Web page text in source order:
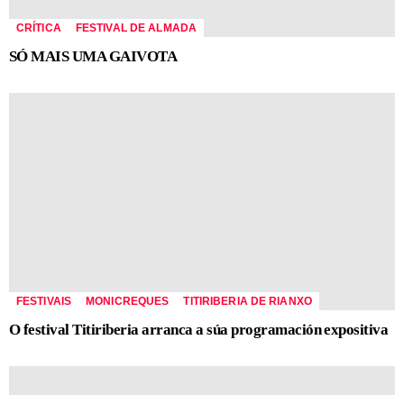
CRÍTICA FESTIVAL DE ALMADA
SÓ MAIS UMA GAIVOTA
FESTIVAIS MONICREQUES TITIRIBERIA DE RIANXO
O festival Titiriberia arranca a súa programación expositiva